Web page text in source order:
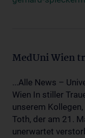
MedUni Wien
...Alle News –
Wien In stiller
unserem
Toth, der am 21.
unerwartet